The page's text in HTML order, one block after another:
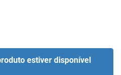
estiver disponível